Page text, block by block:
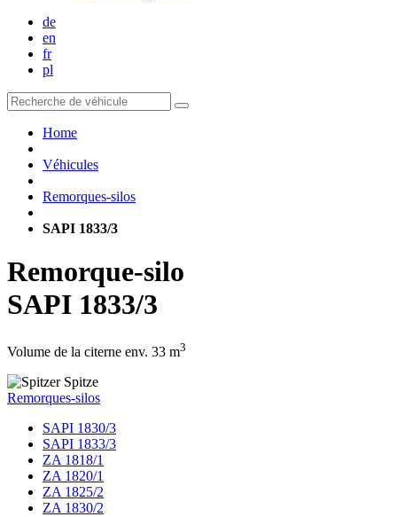
de
en
fr
pl
Home
Véhicules
Remorques-silos
SAPI 1833/3
Remorque-silo
SAPI 1833/3
Volume de la citerne env. 33 m3
Remorques-silos
SAPI 1830/3
SAPI 1833/3
ZA 1818/1
ZA 1820/1
ZA 1825/2
ZA 1830/2